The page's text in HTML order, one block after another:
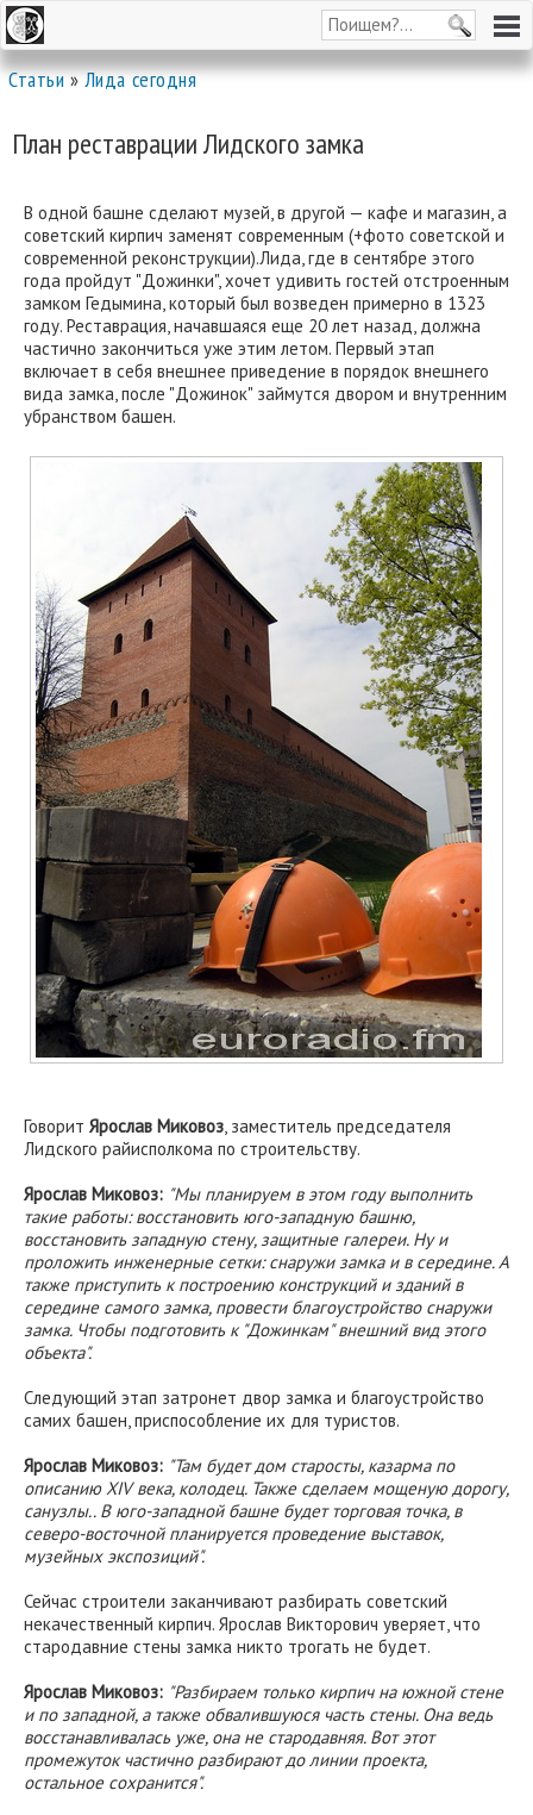
Статьи»Лида сегодня
План реставрации Лидского замка
В одной башне сделают музей, в другой — кафе и магазин, а
советский кирпич заменят современным (+фото советской и
современной реконструкции).Лида, где в сентябре этого
года пройдут "Дожинки", хочет удивить гостей отстроенным
замком Гедымина, который был возведен примерно в 1323
году. Реставрация, начавшаяся еще 20 лет назад, должна
частично закончиться уже этим летом. Первый этап
включает в себя внешнее приведение в порядок внешнего
вида замка, после "Дожинок" займутся двором и внутренним
убранством башен.
Говорит Ярослав Миковоз, заместитель председателя
Лидского райисполкома по строительству.
Ярослав Миковоз: "Мы планируем в этом году выполнить
такие работы: восстановить юго-западную башню,
восстановить западную стену, защитные галереи. Ну и
проложить инженерные сетки: снаружи замка и в середине. А
также приступить к построению конструкций и зданий в
середине самого замка, провести благоустройство снаружи
замка. Чтобы подготовить к "Дожинкам" внешний вид этого
объекта".
Следующий этап затронет двор замка и благоустройство
самих башен, приспособление их для туристов.
Ярослав Миковоз: "Там будет дом старосты, казарма по
описанию XIV века, колодец. Также сделаем мощеную дорогу,
санузлы.. В юго-западной башне будет торговая точка, в
северо-восточной планируется проведение выставок,
музейных экспозиций".
Сейчас строители заканчивают разбирать советский
некачественный кирпич. Ярослав Викторович уверяет, что
стародавние стены замка никто трогать не будет.
Ярослав Миковоз: "Разбираем только кирпич на южной стене
и по западной, а также обвалившуюся часть стены. Она ведь
восстанавливалась уже, она не стародавняя. Вот этот
промежуток частично разбирают до линии проекта,
остальное сохранится".